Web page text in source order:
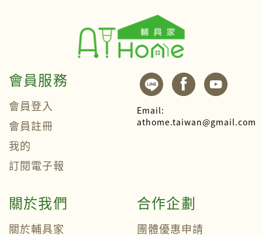
會員服務
會員登入
會員註冊
我的
訂閱電子報
Email:
athome.taiwan@gmail.com
關於我們
關於輔具家
合作企劃
團體優惠申請